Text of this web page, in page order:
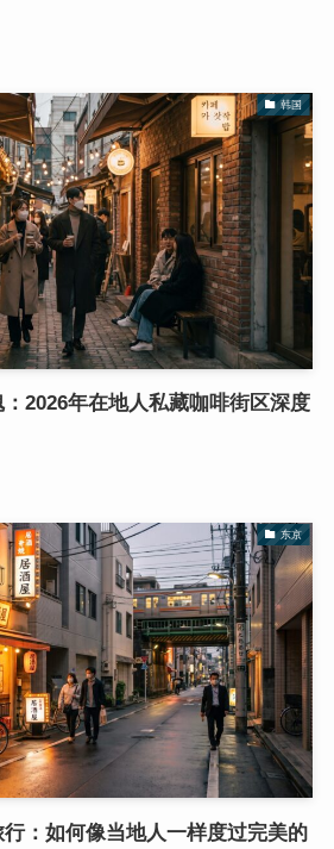
韩国
2026年在地人私藏咖啡街区深度
东京
：如何像当地人一样度过完美的